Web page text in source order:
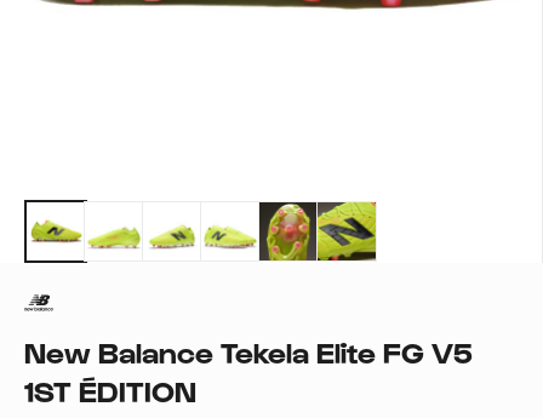
New Balance Tekela Elite FG V5
1ST ÉDITION